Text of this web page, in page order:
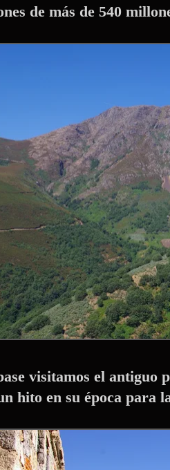
de más de 540
visitamos el antiguo
hito en su época para